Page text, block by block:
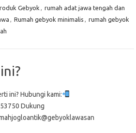
Gebyok , rumah adat jawa tengah dan
, Rumah gebyok minimalis , rumah gebyok
ini? Hubungi kami:
Dukung